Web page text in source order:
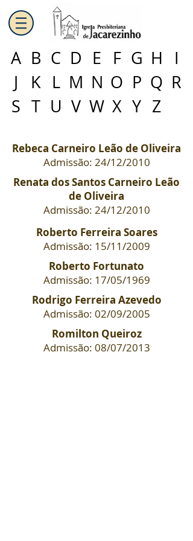
A B C D
J
K L M
S T U V
E F G H
I
N O P Q R
W X Y Z
Rebeca Carneiro Leão de Oliveira
Admissão: 24/12/2010
Renata dos Santos Carneiro Leão
de Oliveira
Admissão: 24/12/2010
Roberto Ferreira Soares
Admissão: 15/11/2009
Roberto Fortunato
Admissão: 17/05/1969
Rodrigo Ferreira Azevedo
Admissão: 02/09/2005
Romilton Queiroz
Admissão: 08/07/2013